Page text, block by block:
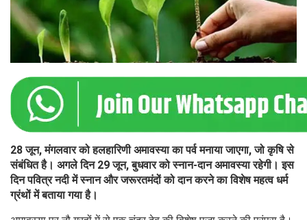
28 जून, मंगलवार को हलहारिणी अमावस्या का पर्व मनाया जाएगा, जो कृषि से
संबंधित है। अगले दिन 29 जून, बुधवार को स्नान-दान अमावस्या रहेगी। इस
दिन पवित्र नदी में स्नान और जरूरतमंदों को दान करने का विशेष महत्व धर्म
ग्रंथों में बताया गया है।